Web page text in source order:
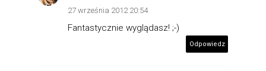
27 września 2012 20:54
Fantastycznie wyglądasz! ;-)
Odpowiedz